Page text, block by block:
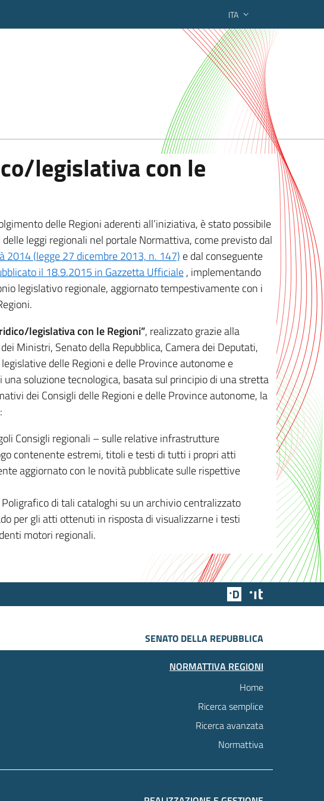
ITA
federato regionale
legislativa con le
delle Regioni aderenti all’iniziativa, è stato possibile
leggi regionali nel portale Normattiva, come previsto dal
2014 (legge 27 dicembre 2013, n. 147) e dal conseguente
il 18.9.2015 in Gazzetta Ufficiale, implementando
legislativo regionale, aggiornato tempestivamente con i
legislativa con le Regioni”, realizzato grazie alla
Ministri, Senato della Repubblica, Camera dei Deputati,
delle Regioni e delle Province autonome e
soluzione tecnologica, basata sul principio di una stretta
dei Consigli delle Regioni e delle Province autonome, la
Consigli regionali – sulle relative infrastrutture
contenente estremi, titoli e testi di tutti i propri atti
aggiornato con le novità pubblicate sulle rispettive
di tali cataloghi su un archivio centralizzato
per gli atti ottenuti in risposta di visualizzarne i testi
motori regionali.
Team Digitale
SENATO DELLA REPUBBLICA
NORMATTIVA REGIONI
Home
Ricerca semplice
Ricerca avanzata
Normattiva